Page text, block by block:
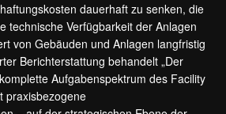
dauerhaft zu senken, die
technische Verfügbarkeit der Anlagen
von Gebäuden und Anlagen langfristig
Berichterstattung behandelt „Der
Aufgabenspektrum des Facility
praxisbezogene